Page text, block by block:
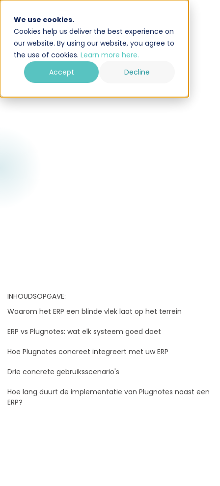
We use cookies.
Cookies help us deliver the best experience on
our website. By using our website, you agree to
the use of cookies. Learn more here.
Accept
Decline
INHOUDSOPGAVE:
Waarom het ERP een blinde vlek laat op het terrein
ERP vs Plugnotes: wat elk systeem goed doet
Hoe Plugnotes concreet integreert met uw ERP
Drie concrete gebruiksscenario's
Hoe lang duurt de implementatie van Plugnotes naast een
ERP?